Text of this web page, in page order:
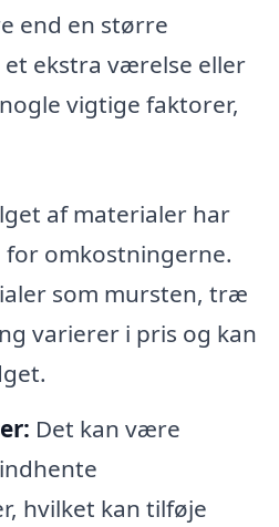
end en større
ekstra værelse eller
vigtige faktorer,
af materialer har
omkostningerne.
som mursten, træ
varierer i pris og kan
Det kan være
hvilket kan tilføje